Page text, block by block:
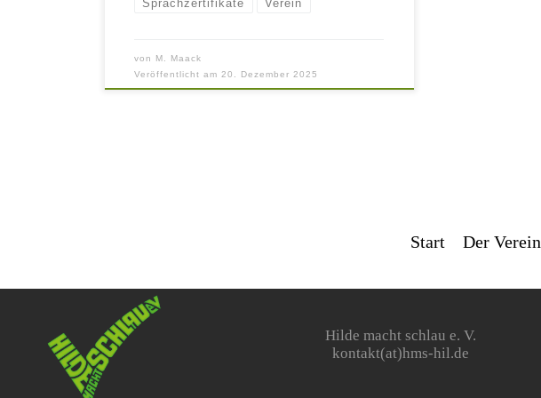
Sprachzertifikate Verein
von M. Maack
Veröffentlicht am20. Dezember 2025
Start Der Verein
Hilde macht schlau e. V.
kontakt(at)hms-hil.de